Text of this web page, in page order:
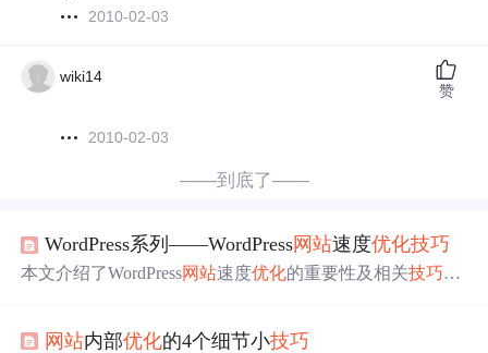
2010-02-03
wiki14
2010-02-03
赞
——到底了——
WordPress系列——WordPress网站速度优化技巧
本文介绍了WordPress网站速度优化的重要性及相关技巧。
和主题、使用CDN、数据库优化以及启用Gzip压缩等，按
网站内部优化的4个细节小技巧